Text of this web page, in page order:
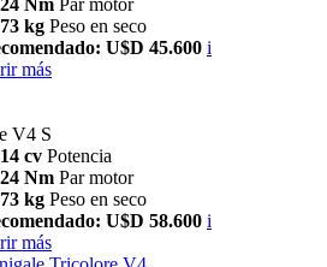
kg Peso en seco
U$D 45.600 i
más
V4 S
cv Potencia
Nm Par motor
kg Peso en seco
U$D 58.600 i
más